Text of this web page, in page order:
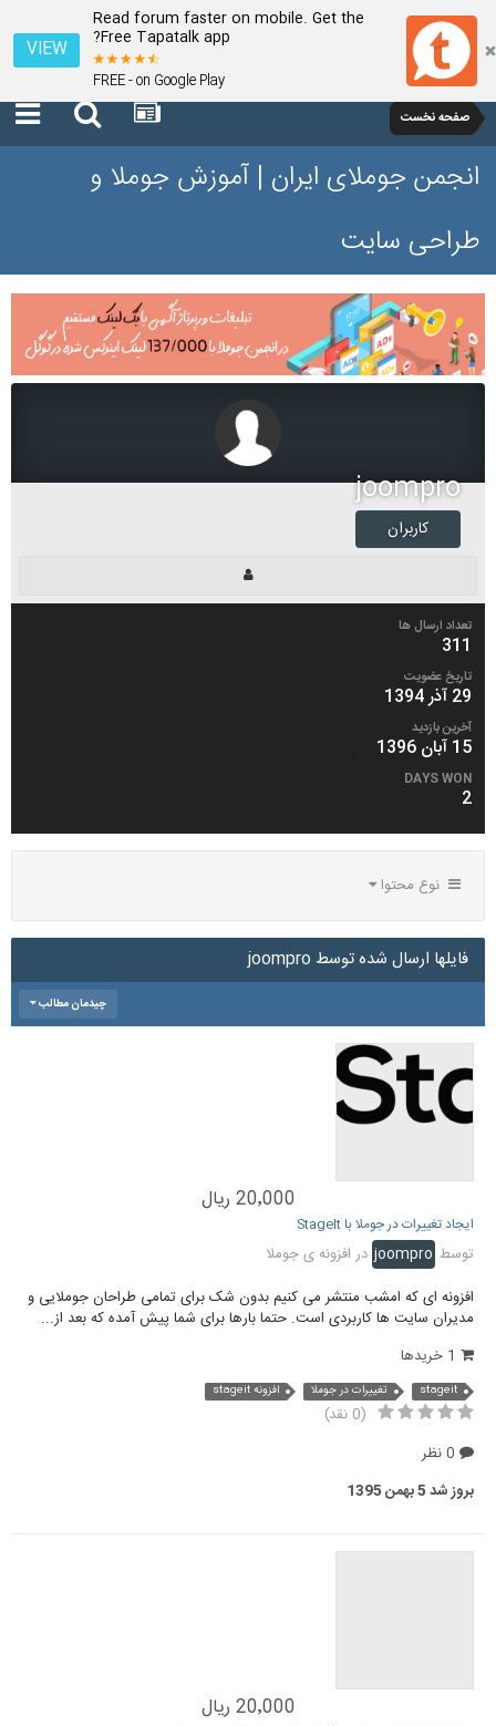
Read forum faster on mobile. Get the
Free Tapatalk app?
FREE - on Google Play
VIEW
صفحه نخست
انجمن جوملای ایران | آموزش جوملا و
طراحی سایت
joompro
کاربران
تعداد ارسال ها
311
تاریخ عضویت
29 آذر 1394
آخرین بازدید
15 آبان 1396
DAYS WON
2
نوع محتوا
فایلها ارسال شده توسط joompro
چیدمان مطالب
20٬000 ریال
ایجاد تغییرات در جوملا با StageIt
توسط joompro در افزونه ی جوملا
افزونه ای که امشب منتشر می کنیم بدون شک برای تمامی طراحان جوملایی و
مدیران سایت ها کاربردی است. حتما بارها برای شما پیش آمده که بعد از...
stageit تغییرات در جوملا افزونه stageit
(0 نقد)
بروز شد5 بهمن 1395
20٬000 ریال